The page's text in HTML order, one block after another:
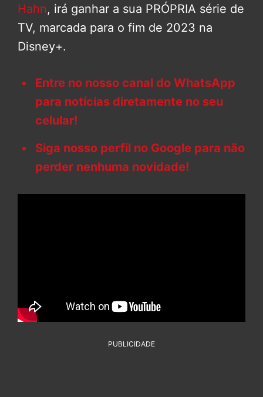
Hahn, irá ganhar a sua PRÓPRIA série de
TV, marcada para o fim de 2023 na
Disney+.
Entre no nosso canal do WhatsApp
para notícias diretamente no seu
celular!
Siga nosso perfil no Google para não
perder nenhuma novidade!
PUBLICIDADE